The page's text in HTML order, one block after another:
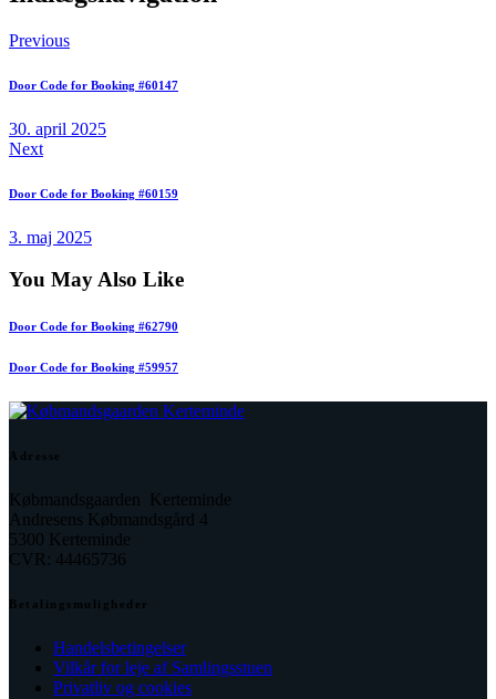
Previous
Door Code for Booking #60147
30. april 2025
Next
Door Code for Booking #60159
3. maj 2025
You May Also Like
Door Code for Booking #62790
Door Code for Booking #59957
Adresse
Købmandsgaarden Kerteminde
Andresens Købmandsgård 4
5300 Kerteminde
CVR: 44465736
Betalingsmuligheder
Handelsbetingelser
Vilkår for leje af Samlingsstuen
Privatliv og cookies